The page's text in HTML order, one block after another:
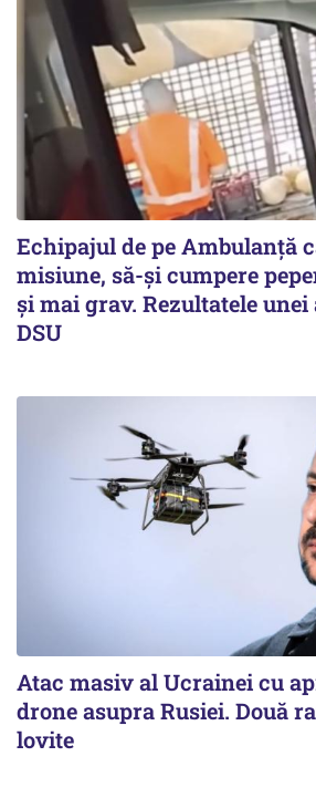
Echipajul de pe Ambulanță
misiune, să-și cumpere
și mai grav. Rezultatele
DSU
Atac masiv al Ucrainei cu
drone asupra Rusiei. Două
lovite